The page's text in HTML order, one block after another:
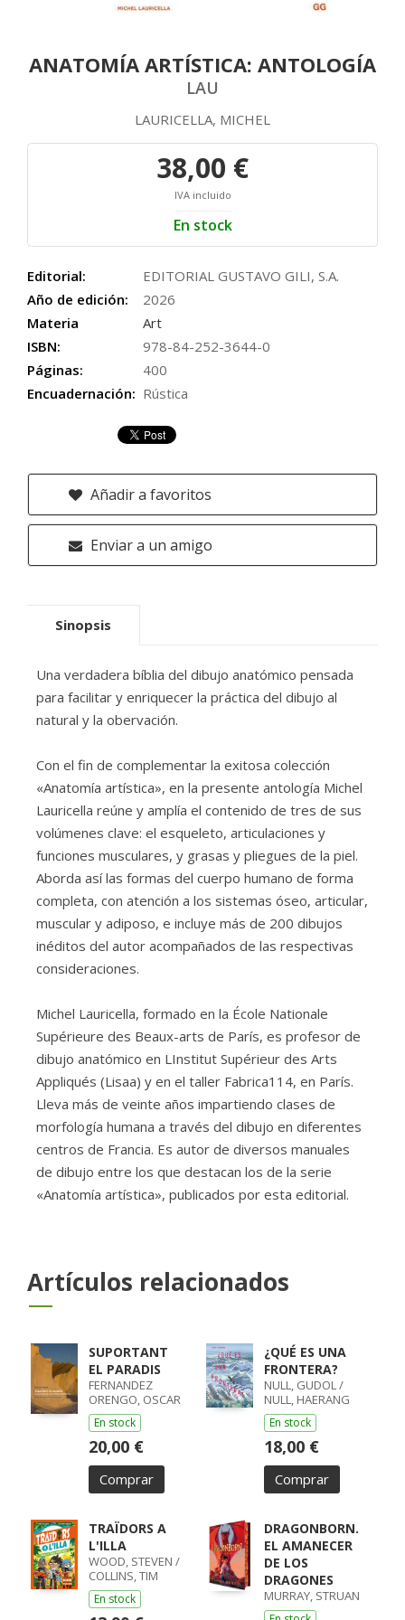
ANATOMÍA ARTÍSTICA: ANTOLOGÍA
LAU
LAURICELLA, MICHEL
38,00 €
IVA incluido
En stock
Editorial:
EDITORIAL GUSTAVO GILI, S.A.
Año de edición:
2026
Materia
Art
ISBN:
978-84-252-3644-0
Páginas:
400
Encuadernación: Rústica
Añadir a favoritos
Enviar a un amigo
Sinopsis
Una verdadera bíblia del dibujo anatómico pensada
para facilitar y enriquecer la práctica del dibujo al
natural y la obervación.
Con el fin de complementar la exitosa colección
«Anatomía artística», en la presente antología Michel
Lauricella reúne y amplía el contenido de tres de sus
volúmenes clave: el esqueleto, articulaciones y
funciones musculares, y grasas y pliegues de la piel.
Aborda así las formas del cuerpo humano de forma
completa, con atención a los sistemas óseo, articular,
muscular y adiposo, e incluye más de 200 dibujos
inéditos del autor acompañados de las respectivas
consideraciones.
Michel Lauricella, formado en la École Nationale
Supérieure des Beaux-arts de París, es profesor de
dibujo anatómico en LInstitut Supérieur des Arts
Appliqués (Lisaa) y en el taller Fabrica114, en París.
Lleva más de veinte años impartiendo clases de
morfología humana a través del dibujo en diferentes
centros de Francia. Es autor de diversos manuales
de dibujo entre los que destacan los de la serie
«Anatomía artística», publicados por esta editorial.
Artículos relacionados
SUPORTANT
EL PARADIS
FERNANDEZ
ORENGO, OSCAR
En stock
20,00 €
Comprar
¿QUÉ ES UNA
FRONTERA?
NULL, GUDOL /
NULL, HAERANG
En stock
18,00 €
Comprar
TRAÏDORS A
L'ILLA
WOOD, STEVEN /
COLLINS, TIM
En stock
DRAGONBORN.
EL AMANECER
DE LOS
DRAGONES
MURRAY, STRUAN